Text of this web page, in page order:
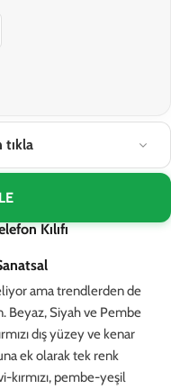
tıkla
Kılıfı
ama trendlerden de
Beyaz, Siyah ve Pembe
dış yüzey ve kenar
ek olarak tek renk
kırmızı, pembe-yeşil